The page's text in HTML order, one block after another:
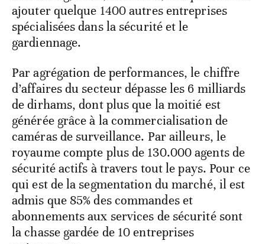
ajouter quelque 1400 autres entreprises
spécialisées dans la sécurité et le
gardiennage.
Par agrégation de performances, le chiffre
d’affaires du secteur dépasse les 6 milliards
de dirhams, dont plus que la moitié est
générée grâce à la commercialisation de
caméras de surveillance. Par ailleurs, le
royaume compte plus de 130.000 agents de
sécurité actifs à travers tout le pays. Pour ce
qui est de la segmentation du marché, il est
admis que 85% des commandes et
abonnements aux services de sécurité sont
la chasse gardée de 10 entreprises